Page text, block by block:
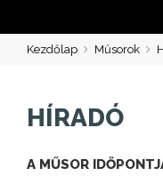
Kezdőlap Műsorok
HÍRADÓ
A MŰSOR